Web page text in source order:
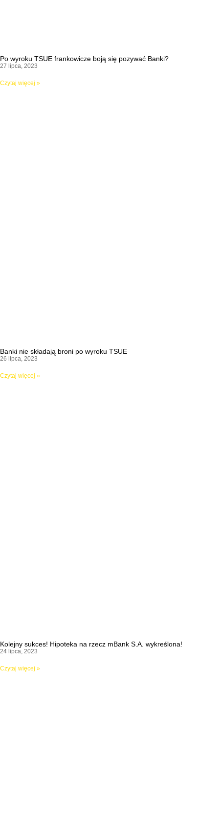
Po wyroku TSUE frankowicze boją się pozywać Banki?
27 lipca, 2023
Czytaj więcej »
Banki nie składają broni po wyroku TSUE
26 lipca, 2023
Czytaj więcej »
Kolejny sukces! Hipoteka na rzecz mBank S.A. wykreślona!
24 lipca, 2023
Czytaj więcej »